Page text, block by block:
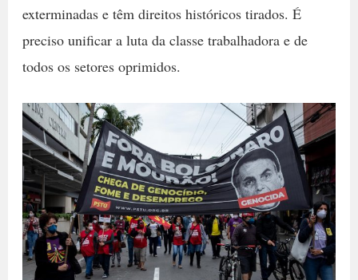
exterminadas e têm direitos históricos tirados. É
preciso unificar a luta da classe trabalhadora e de
todos os setores oprimidos.